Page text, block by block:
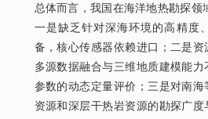
总体而言，我国在海洋地热勘探领
一是缺乏针对深海环境的高精度
备，核心传感器依赖进口；二是资
多源数据融合与三维地质建模能
参数的动态定量评价；三是对南
资源和深层干热岩资源的勘探广